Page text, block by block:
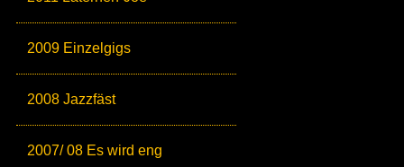
2009 Einzelgigs
2008 Jazzfäst
2007/ 08 Es wird eng